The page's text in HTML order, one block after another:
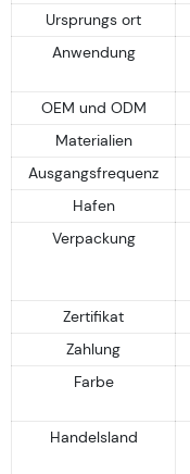
Ursprungs ort
Anwendung
OEM und ODM
Materialien
Ausgangsfrequenz
Hafen
Verpackung
Zertifikat
Zahlung
Farbe
Handelsland